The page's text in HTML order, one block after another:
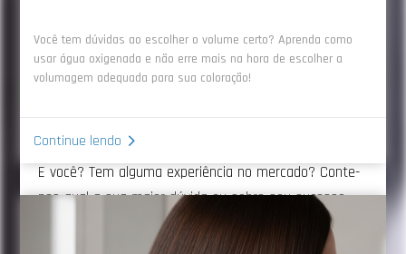
Leia mais: Descubra como entrar no mercado de
revenda de produtos de beleza
E você? Tem alguma experiência no mercado? Conte-
nos qual a sua maior dúvida ou sobre seu sucesso
Você tem dúvidas ao escolher o volume certo? Aprenda como
usar água oxigenada e não erre mais na hora de escolher a
volumagem adequada para sua coloração!
Continue lendo